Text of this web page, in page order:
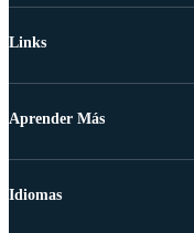
Links
Aprender Más
Idiomas